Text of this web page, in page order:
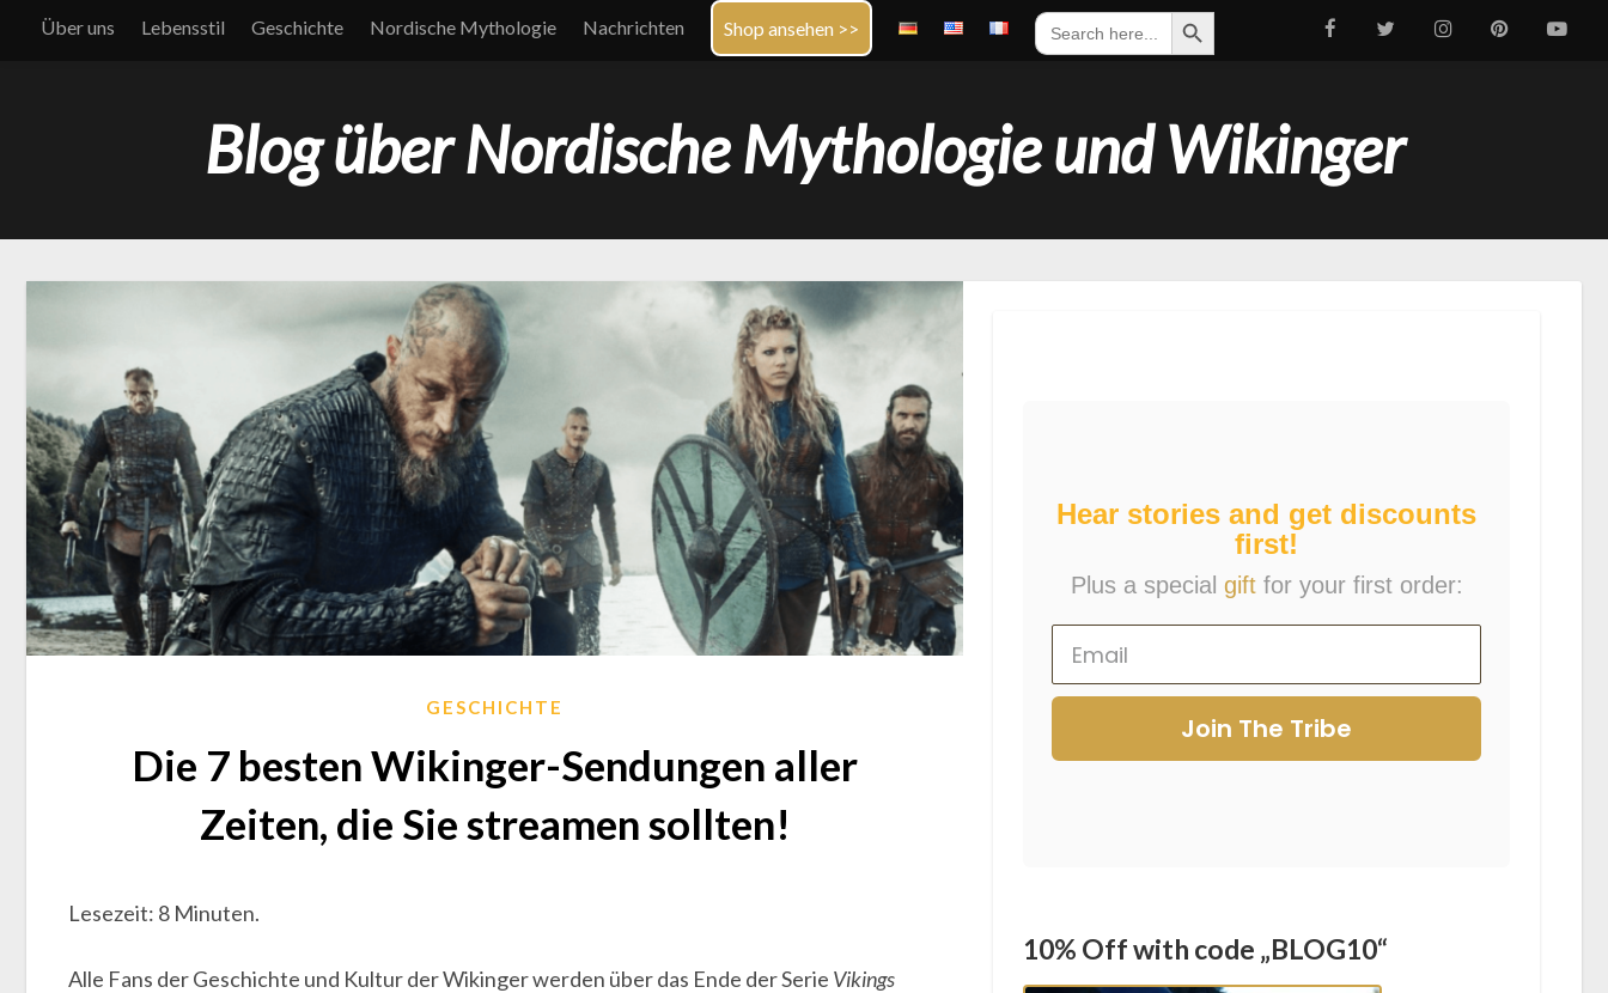
Über uns Lebensstil Geschichte Nordische Mythologie Nachrichten Shop ansehen >>
Search
for:
Search Button
Blog über Nordische Mythologie und Wikinger
GESCHICHTE
Die 7 besten Wikinger-Sendungen aller
Zeiten, die Sie streamen sollten!
Lesezeit: 8 Minuten.
Alle Fans der Geschichte und Kultur der Wikinger werden über das Ende der Serie Vikings
Hear stories and get discounts
first!
Plus a special gift for your first order:
Join The Tribe
10% Off with code „BLOG10“